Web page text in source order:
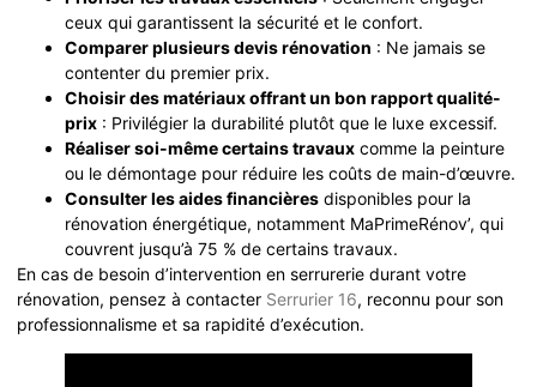
ceux qui garantissent la sécurité et le confort.
Comparer plusieurs devis rénovation : Ne jamais se
contenter du premier prix.
Choisir des matériaux offrant un bon rapport qualité-
prix : Privilégier la durabilité plutôt que le luxe excessif.
Réaliser soi-même certains travaux comme la peinture
ou le démontage pour réduire les coûts de main-d’œuvre.
Consulter les aides financières disponibles pour la
rénovation énergétique, notamment MaPrimeRénov’, qui
couvrent jusqu’à 75 % de certains travaux.
En cas de besoin d’intervention en serrurerie durant votre
rénovation, pensez à contacter Serrurier 16, reconnu pour son
professionnalisme et sa rapidité d’exécution.